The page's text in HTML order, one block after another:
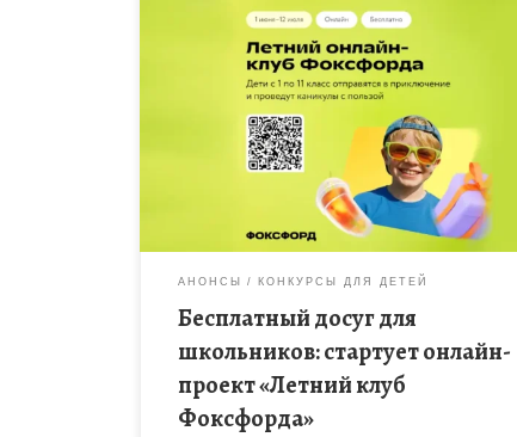
С 1 июня по 12 июля 2026 года российские
школьники смогут провести каникулы
максимально продуктивно и увлекательно.
Всероссийский проект «Летний клуб Фоксфорда»
открывает свои […]
АНОНСЫ КОНКУРСЫ ДЛЯ ДЕТЕЙ
Бесплатный досуг для
школьников: стартует онлайн-
проект «Летний клуб
Фоксфорда»